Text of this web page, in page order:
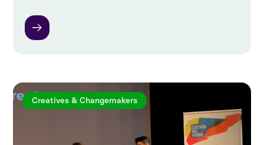
Creatives & Changemakers